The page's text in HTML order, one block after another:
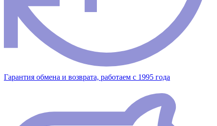
Гарантия обмена и возврата, работаем с 1995 года